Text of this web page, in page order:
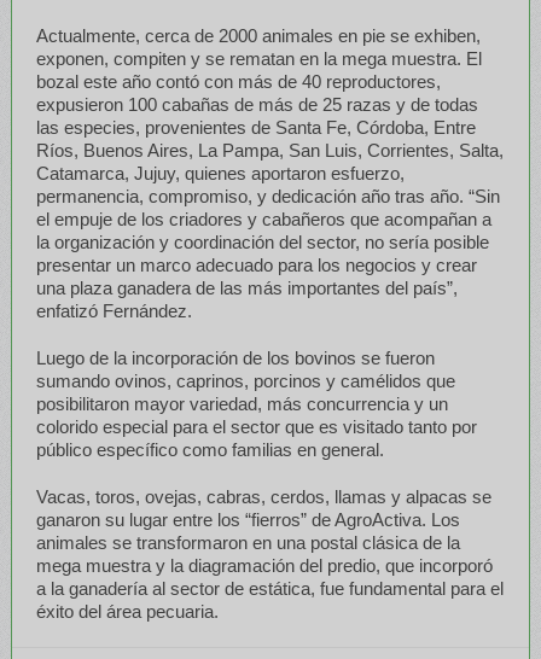
Actualmente, cerca de 2000 animales en pie se exhiben,
exponen, compiten y se rematan en la mega muestra. El
bozal este año contó con más de 40 reproductores,
expusieron 100 cabañas de más de 25 razas y de todas
las especies, provenientes de Santa Fe, Córdoba, Entre
Ríos, Buenos Aires, La Pampa, San Luis, Corrientes, Salta,
Catamarca, Jujuy, quienes aportaron esfuerzo,
permanencia, compromiso, y dedicación año tras año. “Sin
el empuje de los criadores y cabañeros que acompañan a
la organización y coordinación del sector, no sería posible
presentar un marco adecuado para los negocios y crear
una plaza ganadera de las más importantes del país”,
enfatizó Fernández.
Luego de la incorporación de los bovinos se fueron
sumando ovinos, caprinos, porcinos y camélidos que
posibilitaron mayor variedad, más concurrencia y un
colorido especial para el sector que es visitado tanto por
público específico como familias en general.
Vacas, toros, ovejas, cabras, cerdos, llamas y alpacas se
ganaron su lugar entre los “fierros” de AgroActiva. Los
animales se transformaron en una postal clásica de la
mega muestra y la diagramación del predio, que incorporó
a la ganadería al sector de estática, fue fundamental para el
éxito del área pecuaria.